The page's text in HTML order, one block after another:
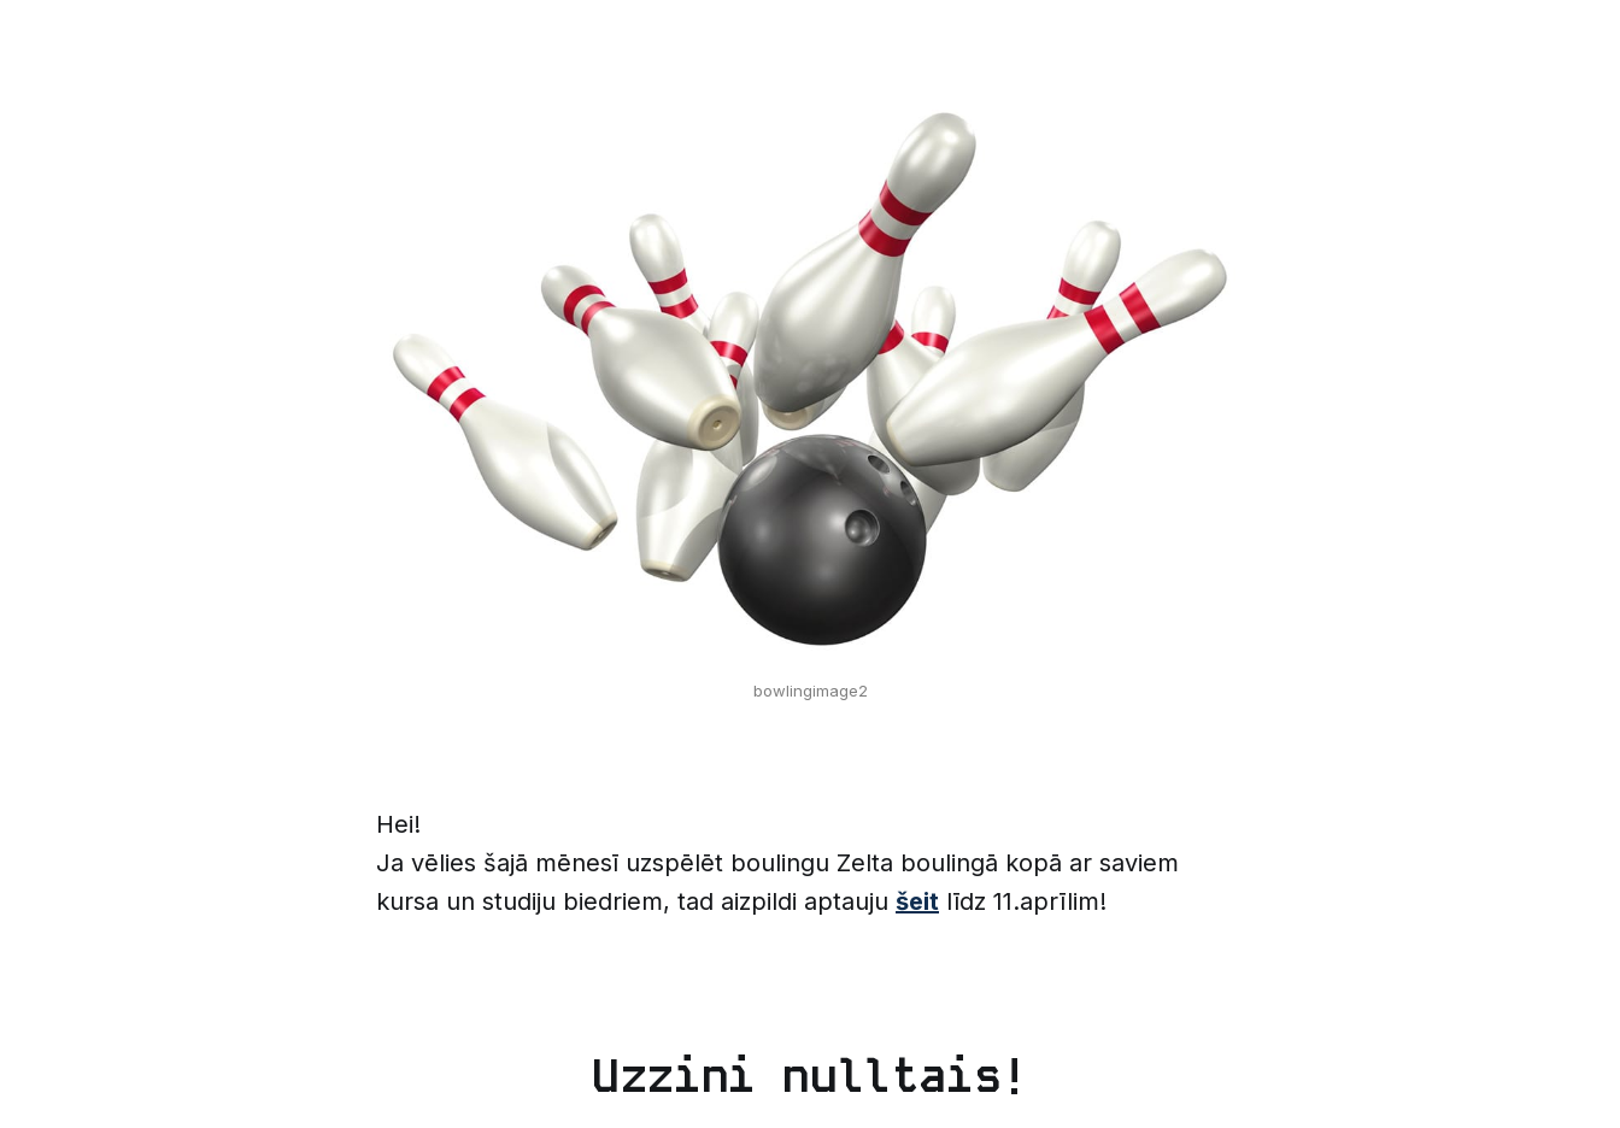
bowlingimage2
Hei!
Ja vēlies šajā mēnesī uzspēlēt boulingu Zelta boulingā kopā ar saviem
kursa un studiju biedriem, tad aizpildi aptauju šeit līdz 11.aprīlim!
Uzzini nulltais!